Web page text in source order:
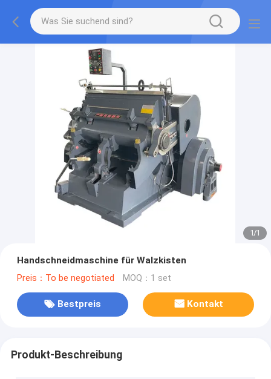
1/1
Handschneidmaschine für Walzkisten
Preis：To be negotiated MOQ：1 set
Bestpreis Kontakt
Produkt-Beschreibung